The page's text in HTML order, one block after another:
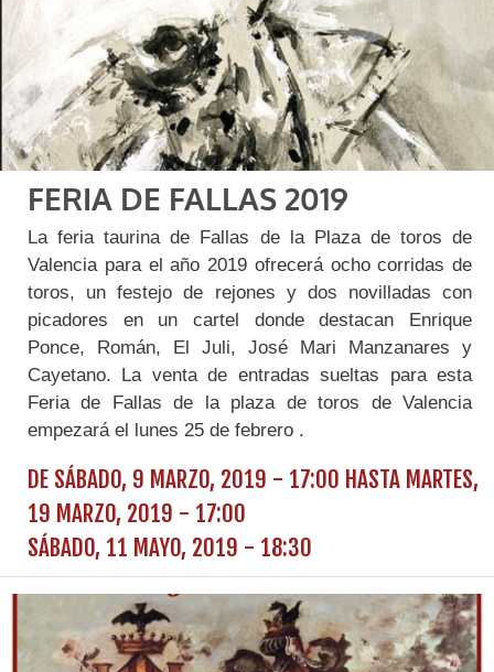
FERIA DE FALLAS 2019
La feria taurina de Fallas de la Plaza de toros de
Valencia para el año 2019 ofrecerá ocho corridas de
toros, un festejo de rejones y dos novilladas con
picadores en un cartel donde destacan Enrique
Ponce, Román, El Juli, José Mari Manzanares y
Cayetano. La venta de entradas sueltas para esta
Feria de Fallas de la plaza de toros de Valencia
empezará el lunes 25 de febrero .
DE SÁBADO, 9 MARZO, 2019 - 17:00 HASTA MARTES,
19 MARZO, 2019 - 17:00
SÁBADO, 11 MAYO, 2019 - 18:30